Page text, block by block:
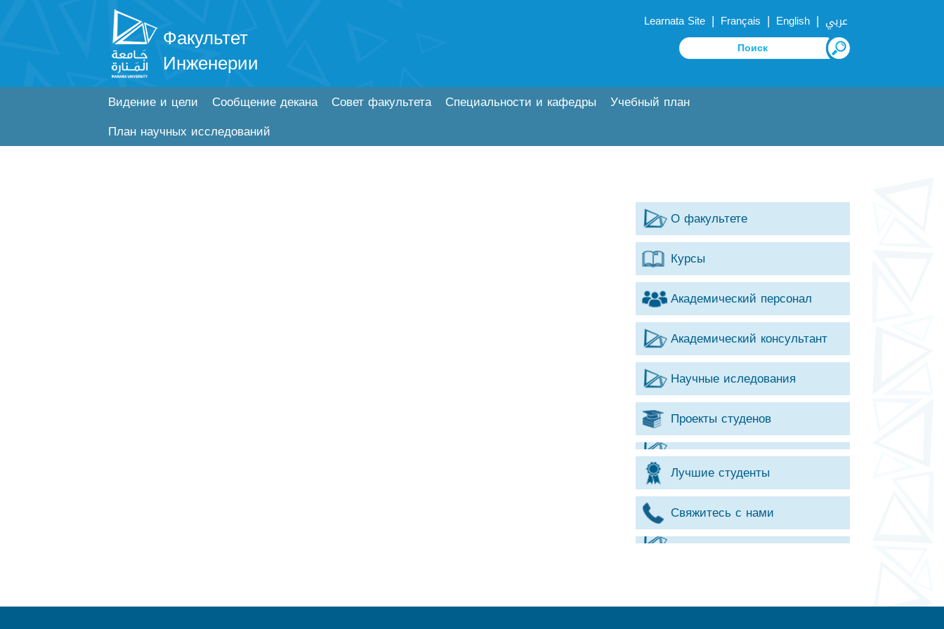
Факультет
Инженерии
Learnata Site | Français | English | عربي
Видение и цели Сообщение декана Совет факультета Специальности и кафедры
Учебный план
План научных исследований
О факультете
Курсы
Академический персонал
Академический консультант
Научные иследования
Проекты студенов
Лучшие студенты
Свяжитесь с нами